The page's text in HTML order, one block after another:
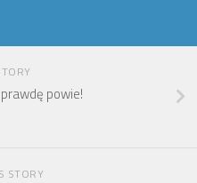
powie!
STORY